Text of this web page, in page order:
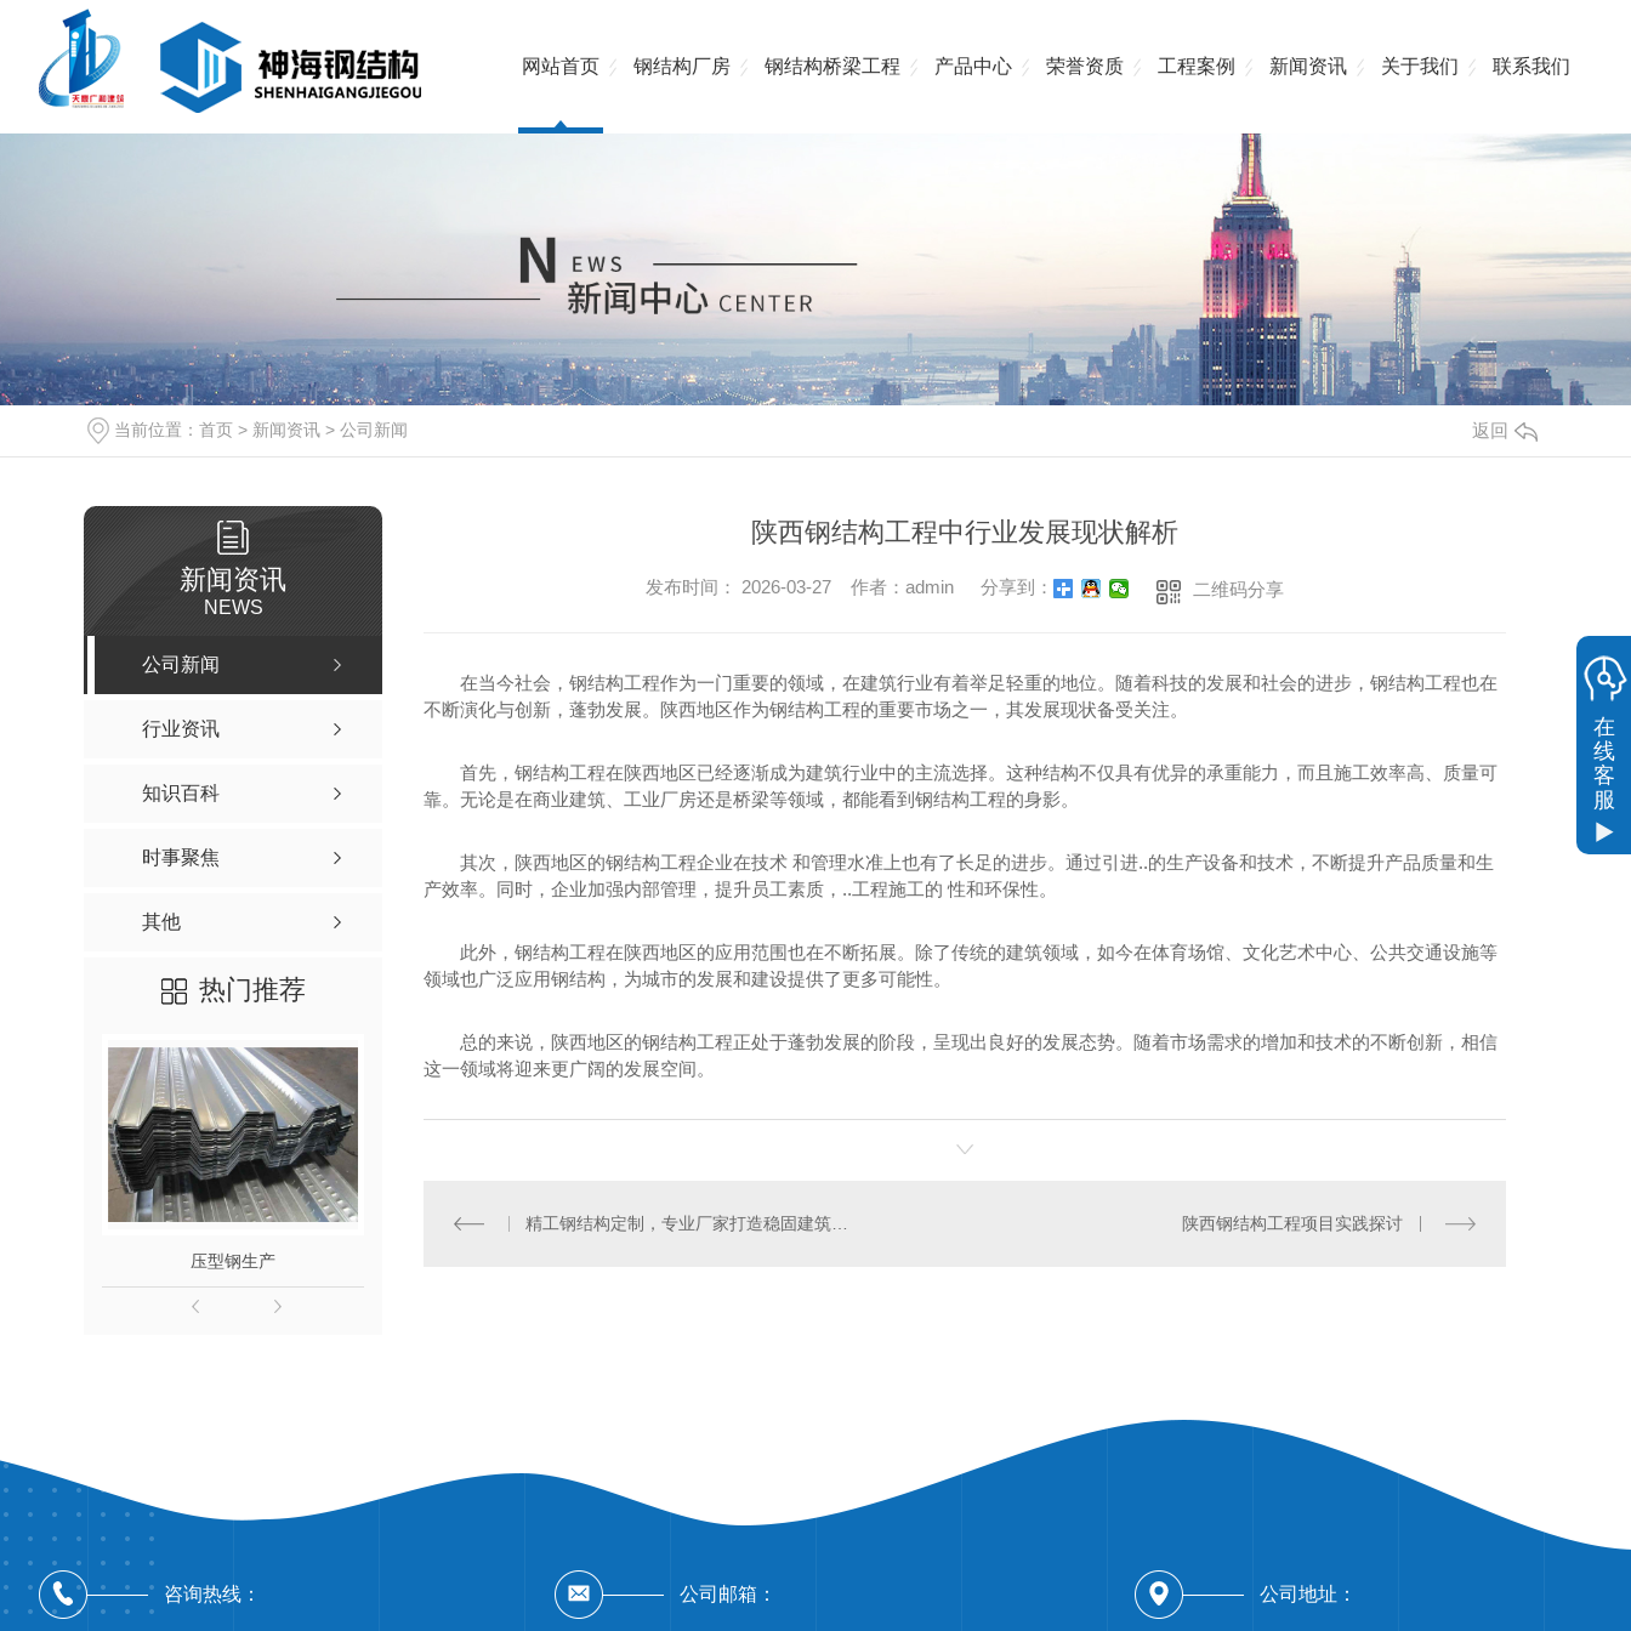
网站首页 钢结构厂房 钢结构桥梁工程 产品中心 荣誉资质 工程案例 新闻资讯 关于我们 联系我们
当前位置： 首页 > 新闻资讯 > 公司新闻 返回
新闻资讯
NEWS
公司新闻
行业资讯
知识百科
时事聚焦
其他
热门推荐
压型钢生产
陕西钢结构工程中行业发展现状解析
发布时间： 2026-03-27 作者：admin 分享到： 二维码分享
在当今社会，钢结构工程作为一门重要的领域，在建筑行业有着举足轻重的地位。随着科技的发展和社会的进步，钢结构工程也在
不断演化与创新，蓬勃发展。陕西地区作为钢结构工程的重要市场之一，其发展现状备受关注。
首先，钢结构工程在陕西地区已经逐渐成为建筑行业中的主流选择。这种结构不仅具有优异的承重能力，而且施工效率高、质量可
靠。无论是在商业建筑、工业厂房还是桥梁等领域，都能看到钢结构工程的身影。
其次，陕西地区的钢结构工程企业在技术 和管理水准上也有了长足的进步。通过引进..的生产设备和技术，不断提升产品质量和生
产效率。同时，企业加强内部管理，提升员工素质，..工程施工的 性和环保性。
此外，钢结构工程在陕西地区的应用范围也在不断拓展。除了传统的建筑领域，如今在体育场馆、文化艺术中心、公共交通设施等
领域也广泛应用钢结构，为城市的发展和建设提供了更多可能性。
总的来说，陕西地区的钢结构工程正处于蓬勃发展的阶段，呈现出良好的发展态势。随着市场需求的增加和技术的不断创新，相信
这一领域将迎来更广阔的发展空间。
精工钢结构定制，专业厂家打造稳固建筑结构工程 陕西钢结构工程项目实践探讨
咨询热线： 公司邮箱： 公司地址：
在
线
客
服